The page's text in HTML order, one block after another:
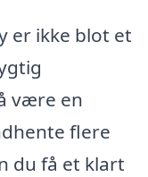
er ikke blot et
være en
flere
du få et klart